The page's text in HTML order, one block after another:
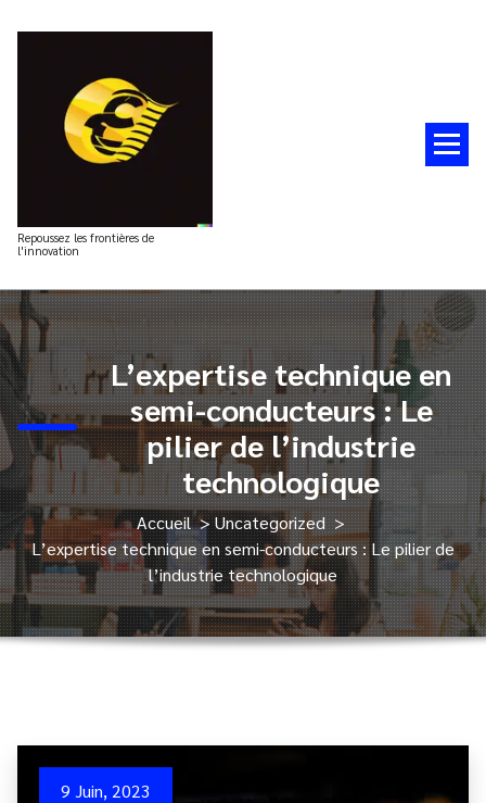
Repoussez les frontières de
l'innovation
L’expertise technique en
semi-conducteurs : Le
pilier de l’industrie
technologique
Accueil>Uncategorized>
L’expertise technique en semi-conducteurs : Le pilier de
l’industrie technologique
9 Juin, 2023